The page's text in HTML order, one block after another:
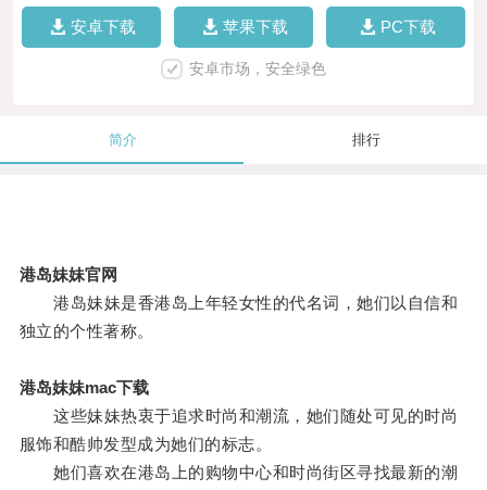
安卓下载 苹果下载 PC下载
安卓市场，安全绿色
简介 排行
港岛妹妹官网
港岛妹妹是香港岛上年轻女性的代名词，她们以自信和
独立的个性著称。
港岛妹妹mac下载
这些妹妹热衷于追求时尚和潮流，她们随处可见的时尚
服饰和酷帅发型成为她们的标志。
她们喜欢在港岛上的购物中心和时尚街区寻找最新的潮